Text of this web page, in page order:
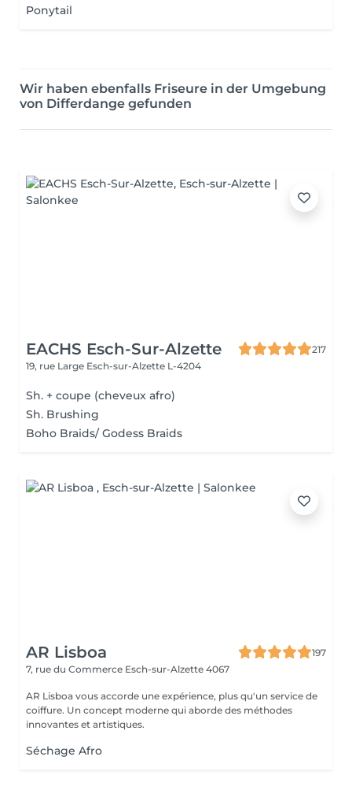
Ponytail
Wir haben ebenfalls Friseure in der Umgebung
von Differdange gefunden
EACHS Esch-Sur-Alzette
217
19, rue Large Esch-sur-Alzette L-4204
Sh. + coupe (cheveux afro)
Sh. Brushing
Boho Braids/ Godess Braids
AR Lisboa
197
7, rue du Commerce Esch-sur-Alzette 4067
AR Lisboa vous accorde une expérience, plus qu'un service de
coiffure. Un concept moderne qui aborde des méthodes
innovantes et artistiques.
Séchage Afro